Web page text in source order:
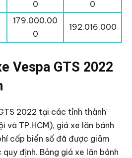
0
0
179.000.00
0
192.016.000
Vespa GTS 2022
2022 tại các tỉnh thành
và TP.HCM), giá xe lăn bánh
cấp biển số đã được giảm
định. Bảng giá xe lăn bánh